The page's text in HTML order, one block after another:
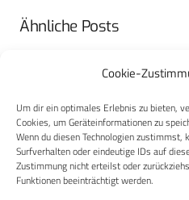
Cookie-
Um dir ein optimales Erlebnis zu bieten,
Cookies, um Geräteinformationen zu
Wenn du diesen Technologien zustimmst,
Surfverhalten oder eindeutige IDs auf
Zustimmung nicht erteilst oder
Funktionen beeinträchtigt werden.
Ähnliche Posts